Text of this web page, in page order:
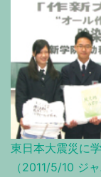
東日本大震災に
（2011/5/10 ジ